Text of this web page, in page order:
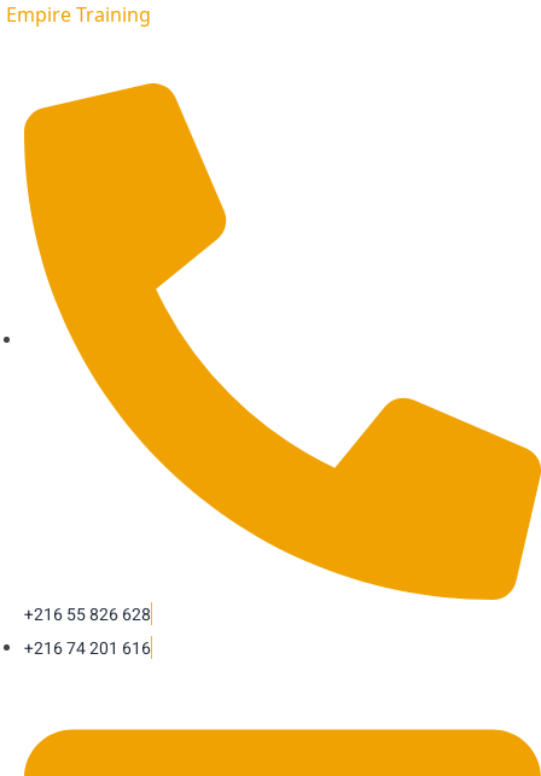
Empire Training
+216 55 826 628
+216 74 201 616